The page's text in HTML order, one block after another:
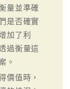
量並準確
是否確實
加了利
過衡量這
。
價值時，